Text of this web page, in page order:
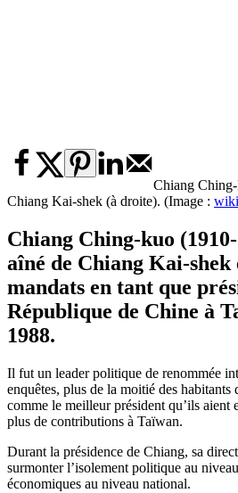
Chiang
Chiang Kai-shek (à droite). (Image :
Chiang Ching-kuo
aîné de Chiang Kai-shek
mandats en tant que
République de Chine à
1988.
Il fut un leader politique de renommée
enquêtes, plus de la moitié des
comme le meilleur président qu’ils aient
plus de contributions à Taïwan.
Durant la présidence de Chiang, sa
surmonter l’isolement politique au
économiques au niveau national.